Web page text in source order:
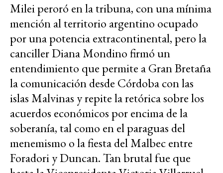
Milei peroró en la tribuna, con una mínima
mención al territorio argentino ocupado
por una potencia extracontinental, pero la
canciller Diana Mondino firmó un
entendimiento que permite a Gran Bretaña
la comunicación desde Córdoba con las
islas Malvinas y repite la retórica sobre los
acuerdos económicos por encima de la
soberanía, tal como en el paraguas del
menemismo o la fiesta del Malbec entre
Foradori y Duncan. Tan brutal fue que